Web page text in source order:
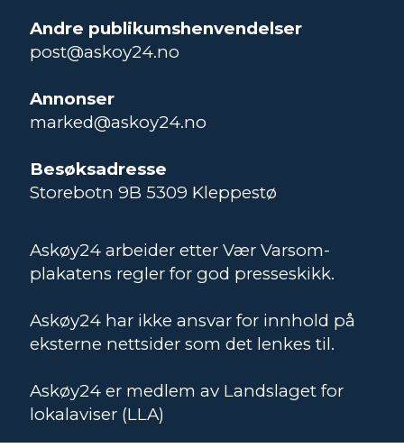
Andre publikumshenvendelser
post@askoy24.no
Annonser
marked@askoy24.no
Besøksadresse
Storebotn 9B 5309 Kleppestø
Askøy24 arbeider etter Vær Varsom-
plakatens regler for god presseskikk.
Askøy24 har ikke ansvar for innhold på
eksterne nettsider som det lenkes til.
Askøy24 er medlem av Landslaget for
lokalaviser (LLA)